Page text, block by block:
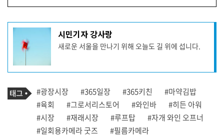
기
자
프
필
시민기자 강사랑
새로운 서울을 만나기 위해 오늘도 길 위에 섭니다.
기
사
관
련
태
그
태
그
#광장시장 #365일장 #365키친
#마약김밥
#육회
#그로서리스토어 #와인바
#히든 아워
#시장
#재래시장 #루프탑
#자개 와인 오프너
#일회용카메라 굿즈
#필름카메라